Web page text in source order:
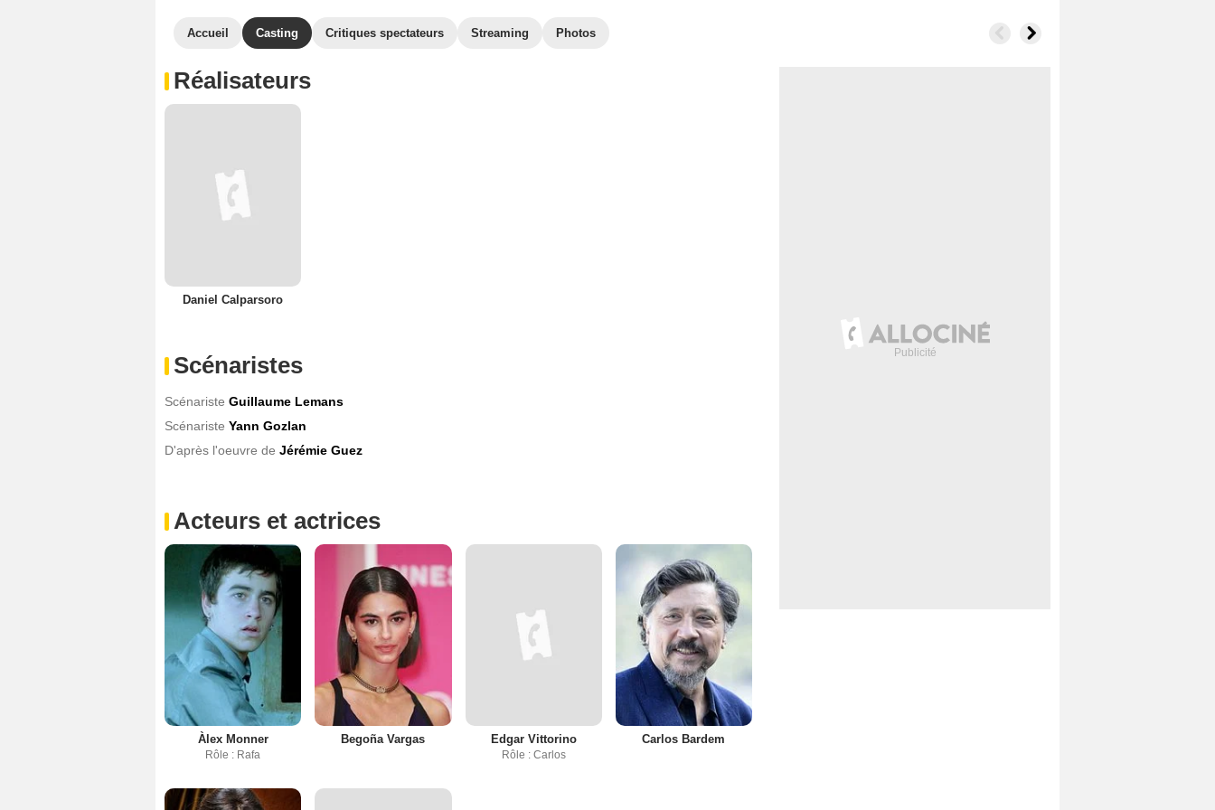
Accueil Casting Critiques spectateurs Streaming Photos
Réalisateurs
Daniel Calparsoro
Scénaristes
Scénariste Guillaume Lemans
Scénariste Yann Gozlan
D'après l'oeuvre de Jérémie Guez
Acteurs et actrices
Àlex Monner
Rôle : Rafa
Begoña Vargas Edgar Vittorino
Rôle : Carlos
Carlos Bardem